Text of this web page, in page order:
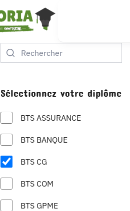
Sélectionnez votre diplôme
BTS ASSURANCE
BTS BANQUE
BTS CG
BTS COM
BTS GPME